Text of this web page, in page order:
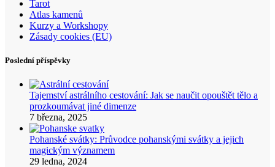
Tarot
Atlas kamenů
Kurzy a Workshopy
Zásady cookies (EU)
Poslední příspěvky
Tajemství astrálního cestování: Jak se naučit opouštět tělo a
prozkoumávat jiné dimenze
7 března, 2025
Pohanské svátky: Průvodce pohanskými svátky a jejich
magickým významem
29 ledna, 2024